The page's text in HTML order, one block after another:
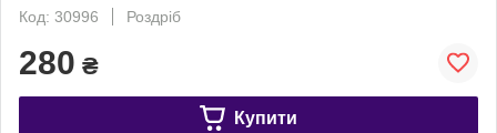
Код: 30996
Роздріб
280 ₴
Купити